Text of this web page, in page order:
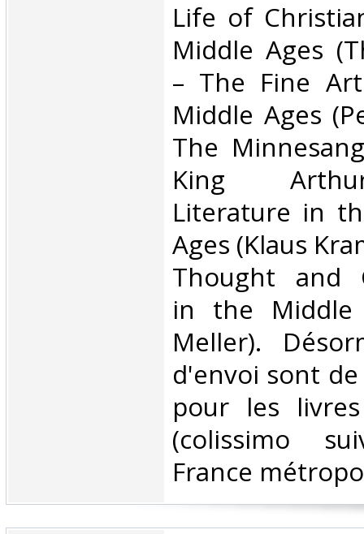
Life of
Middle Ages
– The Fine
Middle Ages
The
King
Literature in
Ages (Klaus
Thought and
in the Middle
Meller).
d'envoi sont
pour les
(colissimo
France